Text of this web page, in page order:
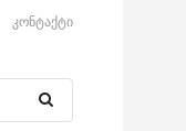
კონტაქტი